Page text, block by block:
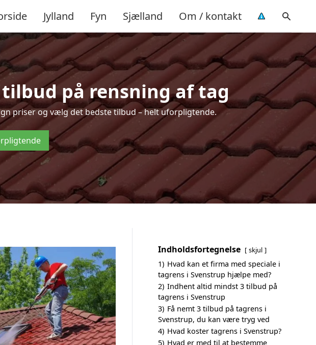
Jylland Fyn Sjælland Om / kontakt
tilbud på rensning af tag
priser og vælg det bedste tilbud – helt uforpligtende.
Indholdsfortegnelse skjul
1) Hvad kan et firma med speciale i
tagrens i Svenstrup hjælpe med?
2) Indhent altid mindst 3 tilbud på
tagrens i Svenstrup
3) Få nemt 3 tilbud på tagrens i
Svenstrup, du kan være tryg ved
4) Hvad koster tagrens i Svenstrup?
5) Hvad er med til at bestemme